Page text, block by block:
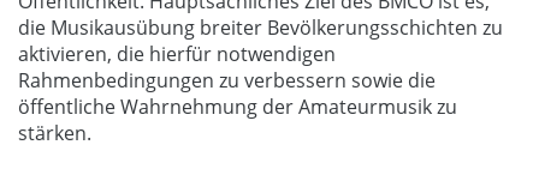
die Musikausübung breiter Bevölkerungsschichten zu
aktivieren, die hierfür notwendigen
Rahmenbedingungen zu verbessern sowie die
öffentliche Wahrnehmung der Amateurmusik zu
stärken.